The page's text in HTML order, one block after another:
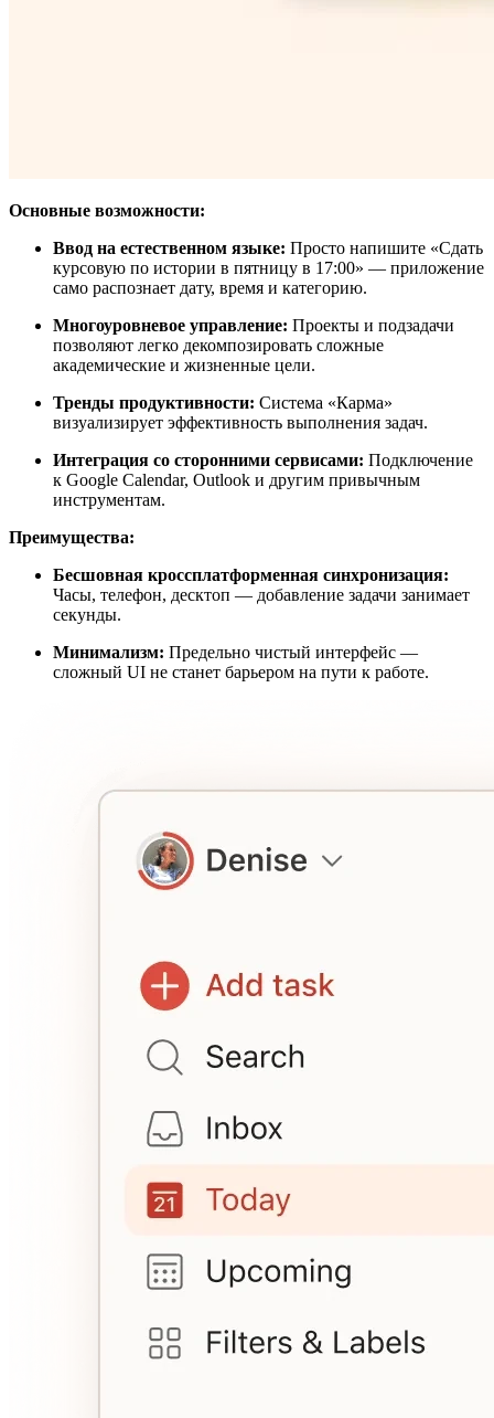
Основные возможности:
Ввод на естественном языке: Просто напишите «Сдать
курсовую по истории в пятницу в 17:00» — приложение
само распознает дату, время и категорию.
Многоуровневое управление: Проекты и подзадачи
позволяют легко декомпозировать сложные
академические и жизненные цели.
Тренды продуктивности: Система «Карма»
визуализирует эффективность выполнения задач.
Интеграция со сторонними сервисами: Подключение
к Google Calendar, Outlook и другим привычным
инструментам.
Преимущества:
Бесшовная кроссплатформенная синхронизация:
Часы, телефон, десктоп — добавление задачи занимает
секунды.
Минимализм: Предельно чистый интерфейс —
сложный UI не станет барьером на пути к работе.